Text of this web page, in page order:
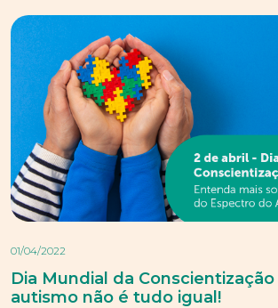
01/04/2022
Dia Mundial da
autismo não é tudo igual!